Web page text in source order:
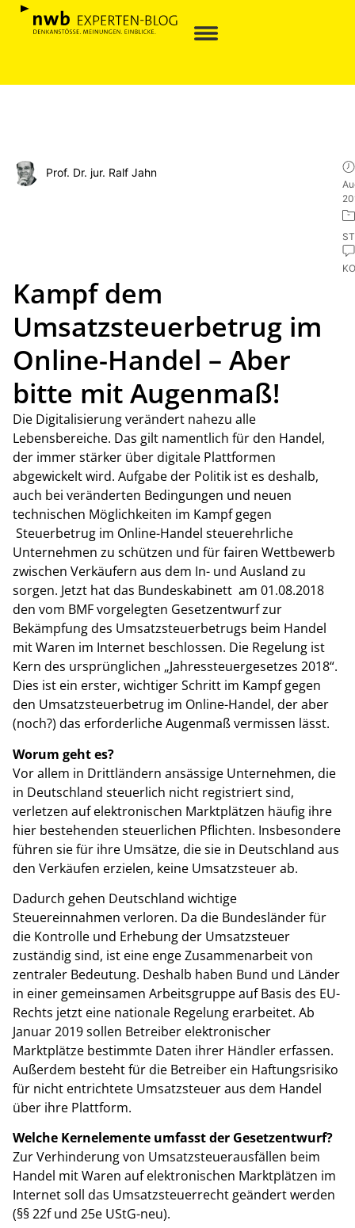
Prof. Dr. jur. Ralf Jahn
Kampf dem
Umsatzsteuerbetrug im
Online-Handel – Aber
bitte mit Augenmaß!
Die Digitalisierung verändert nahezu alle
Lebensbereiche. Das gilt namentlich für den Handel,
der immer stärker über digitale Plattformen
abgewickelt wird. Aufgabe der Politik ist es deshalb,
auch bei veränderten Bedingungen und neuen
technischen Möglichkeiten im Kampf gegen
Steuerbetrug im Online-Handel steuerehrliche
Unternehmen zu schützen und für fairen Wettbewerb
zwischen Verkäufern aus dem In- und Ausland zu
sorgen. Jetzt hat das Bundeskabinett am 01.08.2018
den vom BMF vorgelegten Gesetzentwurf zur
Bekämpfung des Umsatzsteuerbetrugs beim Handel
mit Waren im Internet beschlossen. Die Regelung ist
Kern des ursprünglichen „Jahressteuergesetzes 2018“.
Dies ist ein erster, wichtiger Schritt im Kampf gegen
den Umsatzsteuerbetrug im Online-Handel, der aber
(noch?) das erforderliche Augenmaß vermissen lässt.
Worum geht es?
Vor allem in Drittländern ansässige Unternehmen, die
in Deutschland steuerlich nicht registriert sind,
verletzen auf elektronischen Marktplätzen häufig ihre
hier bestehenden steuerlichen Pflichten. Insbesondere
führen sie für ihre Umsätze, die sie in Deutschland aus
den Verkäufen erzielen, keine Umsatzsteuer ab.
Dadurch gehen Deutschland wichtige
Steuereinnahmen verloren. Da die Bundesländer für
die Kontrolle und Erhebung der Umsatzsteuer
zuständig sind, ist eine enge Zusammenarbeit von
zentraler Bedeutung. Deshalb haben Bund und Länder
in einer gemeinsamen Arbeitsgruppe auf Basis des EU-
Rechts jetzt eine nationale Regelung erarbeitet. Ab
Januar 2019 sollen Betreiber elektronischer
Marktplätze bestimmte Daten ihrer Händler erfassen.
Außerdem besteht für die Betreiber ein Haftungsrisiko
für nicht entrichtete Umsatzsteuer aus dem Handel
über ihre Plattform.
Welche Kernelemente umfasst der Gesetzentwurf?
Zur Verhinderung von Umsatzsteuerausfällen beim
Handel mit Waren auf elektronischen Marktplätzen im
Internet soll das Umsatzsteuerrecht geändert werden
(§§ 22f und 25e UStG-neu).